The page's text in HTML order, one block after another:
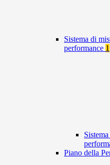
Sistema di
performance 1
Piano della